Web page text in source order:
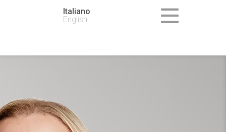
Italiano
English